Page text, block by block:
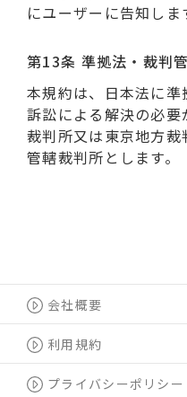
にユーザーに告知しま
第13条 準拠法・裁判
本規約は、日本法に準
訴訟による解決の必
裁判所又は東京地方
管轄裁判所とします。
会社概要
利用規約
プライバシーポリシー